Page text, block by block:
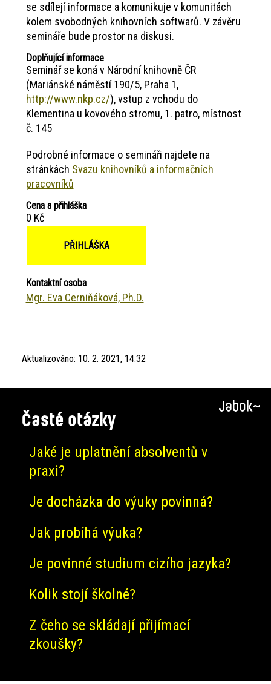
se sdílejí informace a komunikuje v komunitách
kolem svobodných knihovních softwarů. V závěru
semináře bude prostor na diskusi.
Doplňující informace
Seminář se koná v Národní knihovně ČR
(Mariánské náměstí 190/5, Praha 1,
http://www.nkp.cz/), vstup z vchodu do
Klementina u kovového stromu, 1. patro, místnost
č. 145
Podrobné informace o semináři najdete na
stránkách Svazu knihovníků a informačních
pracovníků
Cena a přihláška
0 Kč
PŘIHLÁŠKA
Kontaktní osoba
Mgr. Eva Cerniňáková, Ph.D.
Aktualizováno: 10. 2. 2021, 14:32
Časté otázky
Jaké je uplatnění absolventů v
praxi?
Je docházka do výuky povinná?
Jak probíhá výuka?
Je povinné studium cizího jazyka?
Kolik stojí školné?
Z čeho se skládají přijímací
zkoušky?